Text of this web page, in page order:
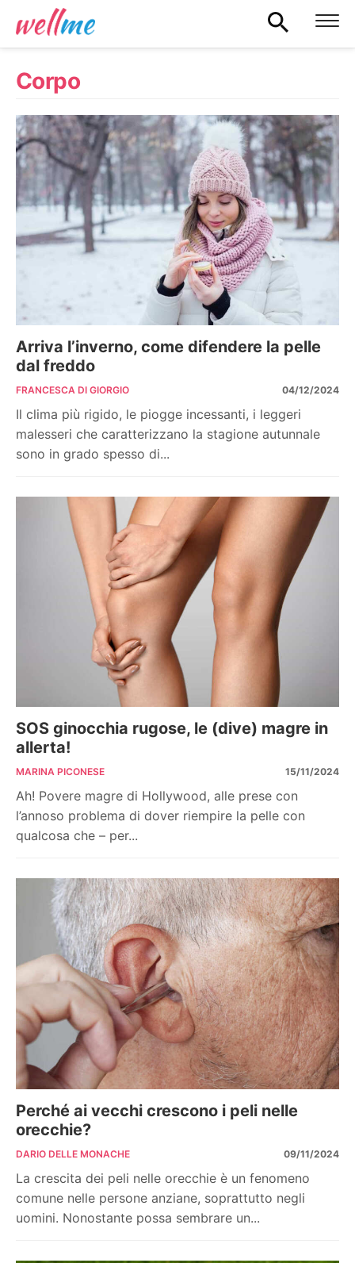
Corpo
Arriva l’inverno, come difendere la pelle
dal freddo
FRANCESCA DI GIORGIO 04/12/2024
Il clima più rigido, le piogge incessanti, i leggeri
malesseri che caratterizzano la stagione autunnale
sono in grado spesso di...
SOS ginocchia rugose, le (dive) magre in
allerta!
MARINA PICONESE 15/11/2024
Ah! Povere magre di Hollywood, alle prese con
l’annoso problema di dover riempire la pelle con
qualcosa che – per...
Perché ai vecchi crescono i peli nelle
orecchie?
DARIO DELLE MONACHE 09/11/2024
La crescita dei peli nelle orecchie è un fenomeno
comune nelle persone anziane, soprattutto negli
uomini. Nonostante possa sembrare un...